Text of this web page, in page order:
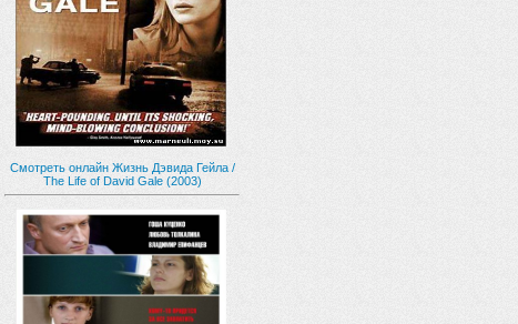
Смотреть онлайн Жизнь Дэвида Гейла /
The Life of David Gale (2003)